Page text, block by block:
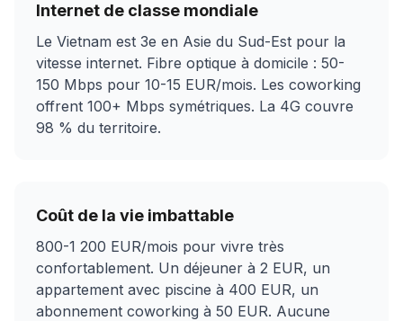
Internet de classe mondiale
Le Vietnam est 3e en Asie du Sud-Est pour la
vitesse internet. Fibre optique à domicile : 50-
150 Mbps pour 10-15 EUR/mois. Les coworking
offrent 100+ Mbps symétriques. La 4G couvre
98 % du territoire.
Coût de la vie imbattable
800-1 200 EUR/mois pour vivre très
confortablement. Un déjeuner à 2 EUR, un
appartement avec piscine à 400 EUR, un
abonnement coworking à 50 EUR. Aucune